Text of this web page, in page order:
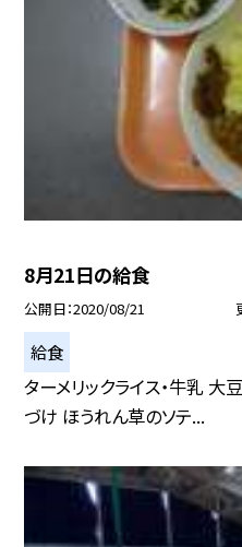
8月21日の給食
公開日 2020/08/21
給食
ターメリックライス・牛乳 大
づけ ほうれん草のソテ...